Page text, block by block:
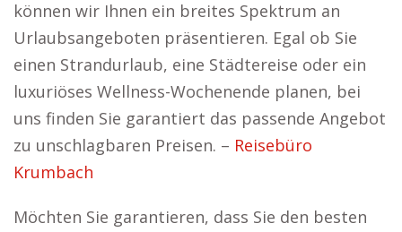
können wir Ihnen ein breites Spektrum an
Urlaubsangeboten präsentieren. Egal ob Sie
einen Strandurlaub, eine Städtereise oder ein
luxuriöses Wellness-Wochenende planen, bei
uns finden Sie garantiert das passende Angebot
zu unschlagbaren Preisen. – Reisebüro
Krumbach
Möchten Sie garantieren, dass Sie den besten